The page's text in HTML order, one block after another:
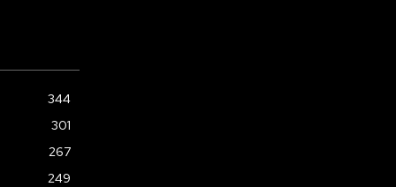
344
301
267
249